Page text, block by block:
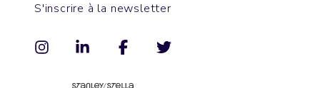
S'inscrire à la newsletter